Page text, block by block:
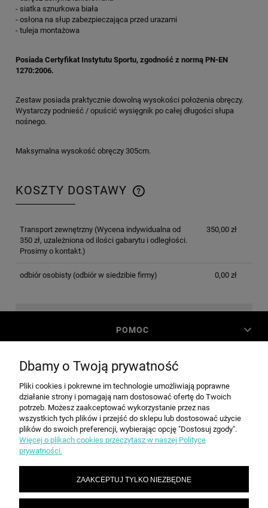
- siatka sznurkowa biała
- osłona na słup zabezpieczająca przed urazami
- tuleja montażowa
Posiada Certyfikat Instytutu Sportu, zgodność z normą PN-EN
1270:2006.
Zestaw posiada praktycznie dowolną wysokości położenia obręczy.
Wystarczy podnieść / opuścić wysięgnik po całej długości słupa
nośnego.
Maksymalna wysokość obręczy 305cm.
KOSZTY DOSTAWY
CENA NIE ZAWIERA EWENTUALNYCH KOSZTÓW
Transport zewnętrzny(Wycena indywidualna od
350 zł, uzależniona od ilości gabarytu i odległości.
Prosimy o kontakt.)
350,00 zł
odbiór osobisty(odbiór w siedzibie firmy) 0,00 zł
POMOC
MOJE KONTO
PŁATNOŚCI I DOSTAWA
INFORMACJE
O NAS
Dbamy o Twoją prywatność
Pliki cookies i pokrewne im technologie umożliwiają poprawne
działanie strony i pomagają nam dostosować ofertę do Twoich
potrzeb. Możesz zaakceptować wykorzystanie przez nas
wszystkich tych plików i przejść do sklepu lub dostosować użycie
plików do swoich preferencji, wybierając opcję "Dostosuj zgody".
Więcej o plikach cookies przeczytasz w naszej Polityce
prywatności.
ZAAKCEPTUJ TYLKO NIEZBĘDNE